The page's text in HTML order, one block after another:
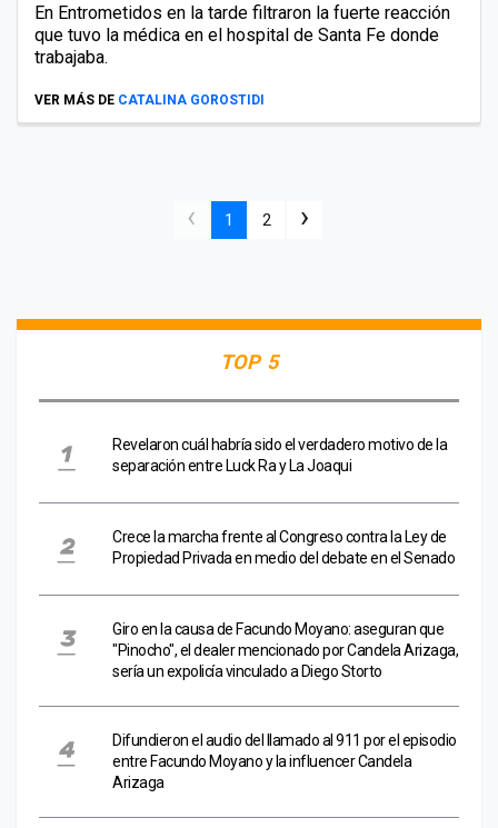
En Entrometidos en la tarde filtraron la fuerte reacción
que tuvo la médica en el hospital de Santa Fe donde
trabajaba.
VER MÁS DE CATALINA GOROSTIDI
‹ 1 2 ›
TOP 5
Revelaron cuál habría sido el verdadero motivo de la
separación entre Luck Ra y La Joaqui
Crece la marcha frente al Congreso contra la Ley de
Propiedad Privada en medio del debate en el Senado
Giro en la causa de Facundo Moyano: aseguran que
"Pinocho", el dealer mencionado por Candela Arizaga,
sería un expolicía vinculado a Diego Storto
Difundieron el audio del llamado al 911 por el episodio
entre Facundo Moyano y la influencer Candela
Arizaga